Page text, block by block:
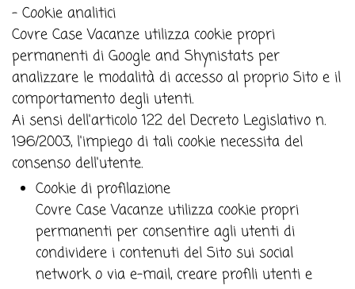
- Cookie analitici
Covre Case Vacanze utilizza cookie propri
permanenti di Google and Shynistats per
analizzare le modalità di accesso al proprio Sito e il
comportamento degli utenti.
Ai sensi dell'articolo 122 del Decreto Legislativo n.
196/2003, l'impiego di tali cookie necessita del
consenso dell'utente.
Cookie di profilazione
Covre Case Vacanze utilizza cookie propri
permanenti per consentire agli utenti di
condividere i contenuti del Sito sui social
network o via e-mail, creare profili utenti e